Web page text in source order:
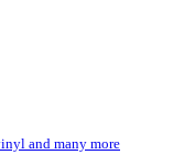
and many more